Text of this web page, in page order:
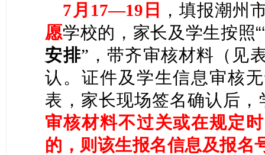
7月17—19 日
，填报潮州
愿学校的，家长及学生按照“‘
安排”，带齐审核材料（见
认。证件及学生信息审核
表，家长现场签名确认后
审核材料不过关或在规定
的 ， 则该生报名信息及报名